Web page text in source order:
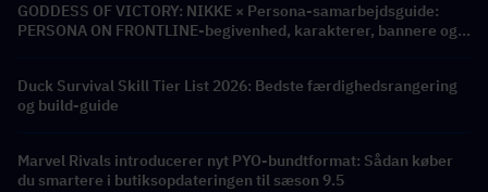
GODDESS OF VICTORY: NIKKE × Persona-samarbejdsguide:
PERSONA ON FRONTLINE-begivenhed, karakterer, bannere og
Duck Survival Skill Tier List 2026: Bedste færdighedsrangering
og build-guide
Marvel Rivals introducerer nyt PYO-bundtformat: Sådan køber
du smartere i butiksopdateringen til sæson 9.5